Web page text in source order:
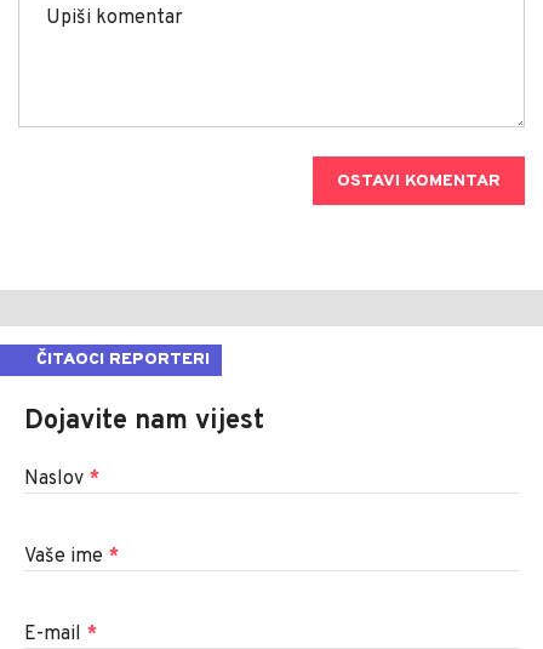
OSTAVI KOMENTAR
ČITAOCI REPORTERI
Dojavite nam vijest
Naslov *
Vaše ime *
E-mail *